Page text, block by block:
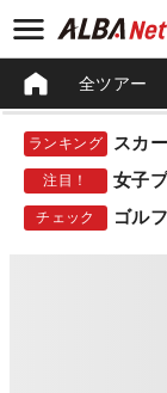
全ツアー
ランキング スカ
注目！
チェック